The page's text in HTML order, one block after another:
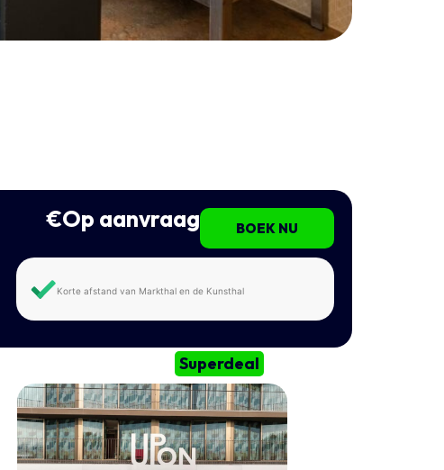
BOEK NU
€Op aanvraag
Korte afstand van Markthal en de Kunsthal
Superdeal